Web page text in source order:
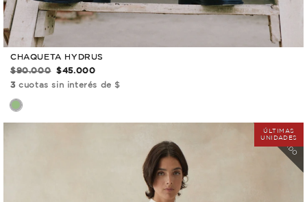
CHAQUETA HYDRUS
$90.000
$45.000
3 cuotas sin interés de $
COLOR
AGOTADO